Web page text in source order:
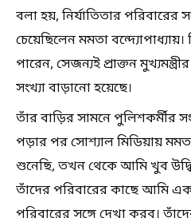
বলা হয়, নির্যাতিতার পরিবারের
চেয়েছিলেন মমতা বন্দ্যোপাধ্যায়।
পারেন, সেজন্যই প্রাক্তন
সংখ্যা বাড়ানো হয়েছে।
তাঁর বাড়ির সামনে পুলিশকর্মীর
পড়ার পর সোশ্যাল মিডিয়ায়
শুনেছি, তখন থেকে আমি খুব
তাঁদের পরিবারের কাছে আমি